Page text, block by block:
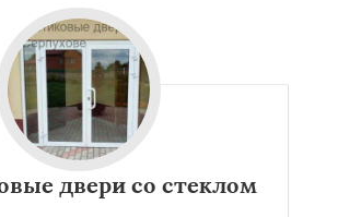
двери со стеклом